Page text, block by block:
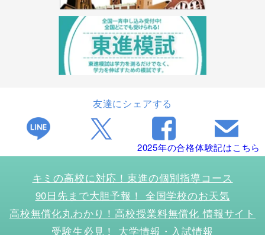
友達にシェアする
2025年の合格体験記はこちら
キミの高校に対応！東進の個別指導コース
90日先まで大胆予報！ 全国学校のお天気
高校無償化丸わかり！高校授業料無償化 情報サイト
受験生必見！ 大学情報・入試情報